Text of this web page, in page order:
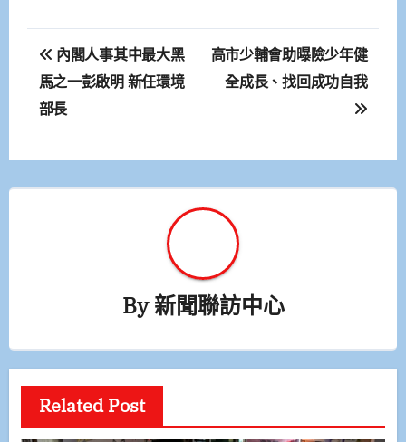
文
章
導
覽
內閣人事其中最大黑
馬之一彭啟明 新任環境
部長
高市少輔會助曝險少年健
全成長、找回成功自我
By新聞聯訪中心
Related Post